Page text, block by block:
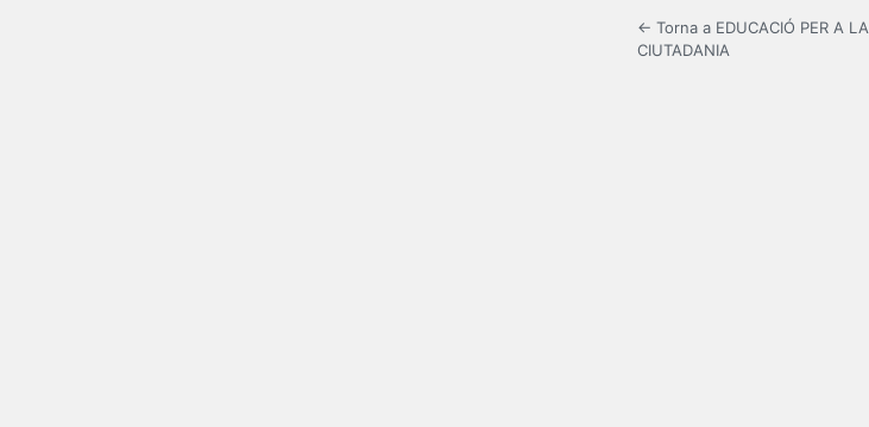
← Torna a EDUCACIÓ PER A LA
CIUTADANIA